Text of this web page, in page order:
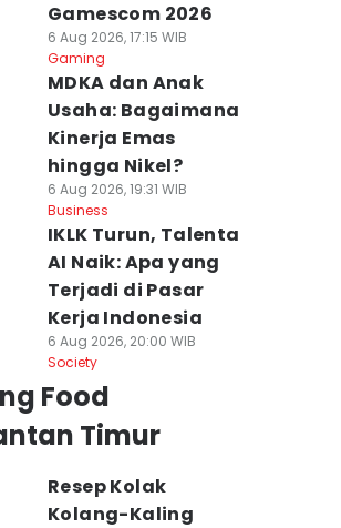
Gamescom 2026
6 Aug 2026, 17:15 WIB
Gaming
MDKA dan Anak
Usaha: Bagaimana
Kinerja Emas
hingga Nikel?
6 Aug 2026, 19:31 WIB
Business
IKLK Turun, Talenta
AI Naik: Apa yang
Terjadi di Pasar
Kerja Indonesia
6 Aug 2026, 20:00 WIB
Society
Food
Timur
Resep Kolak
Kolang-Kaling